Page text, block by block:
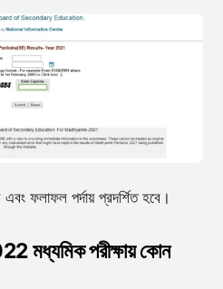
ফলাফল পর্দায় প্রদর্শিত হবে।
মধ্যমিক পরীক্ষায় কোন